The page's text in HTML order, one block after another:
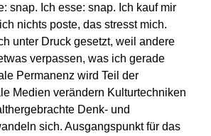
snap. Ich esse: snap. Ich kauf mir
nichts poste, das stresst mich.
unter Druck gesetzt, weil andere
verpassen, was ich gerade
Permanenz wird Teil der
Medien verändern Kulturtechniken
Denk- und
sich. Ausgangspunkt für das